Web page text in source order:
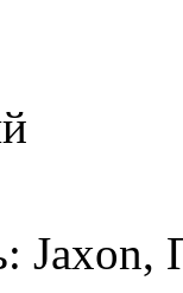
Jaxon,